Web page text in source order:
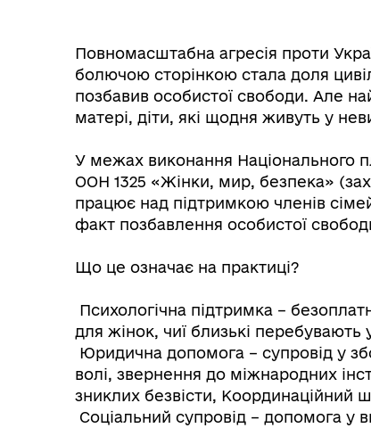
Повномасштабна агресія проти
болючою сторінкою стала доля
позбавив особистої свободи. Але
матері, діти, які щодня живуть у
У межах виконання Національного
ООН 1325 «Жінки, мир, безпека»
працює над підтримкою членів
факт позбавлення особистої
Що це означає на практиці?
Психологічна підтримка –
для жінок, чиї близькі перебувають
Юридична допомога – супровід у
волі, звернення до міжнародних
зниклих безвісти, Координаційний
Соціальний супровід – допомога у